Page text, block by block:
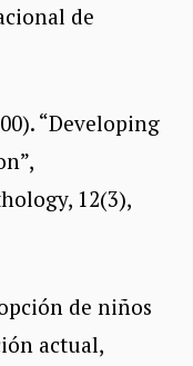
de
“Developing
12(3),
de niños
actual,